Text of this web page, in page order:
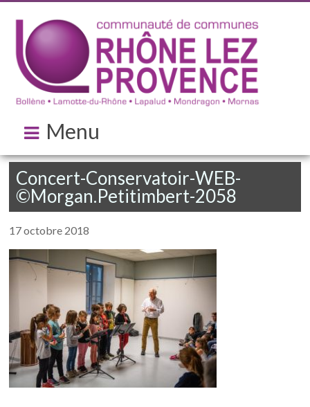
Menu
Concert-Conservatoir-WEB-
©Morgan.Petitimbert-2058
17 octobre 2018